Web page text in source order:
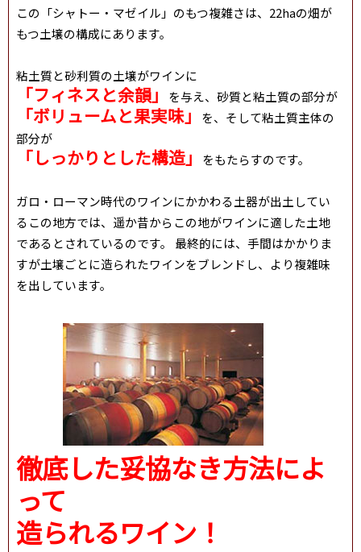
この「シャトー・マゼイル」のもつ複雑さは、22haの畑が
もつ土壌の構成にあります。
粘土質と砂利質の土壌がワインに
「フィネスと余韻」 を与え、砂質と粘土質の部分が
「ボリュームと果実味」
を、そして粘土質主体の
部分が
「しっかりとした構造」 をもたらすのです。
ガロ・ローマン時代のワインにかかわる土器が出土してい
るこの地方では、遥か昔からこの地がワインに適した土地
であるとされているのです。 最終的には、手間はかかりま
すが土壌ごとに造られたワインをブレンドし、より複雑味
を出しています。
徹底した妥協なき方法によ
って
造られるワイン！